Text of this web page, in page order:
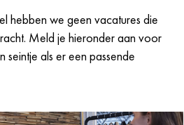
hebben we geen vacatures die
Meld je hieronder aan voor
seintje als er een passende